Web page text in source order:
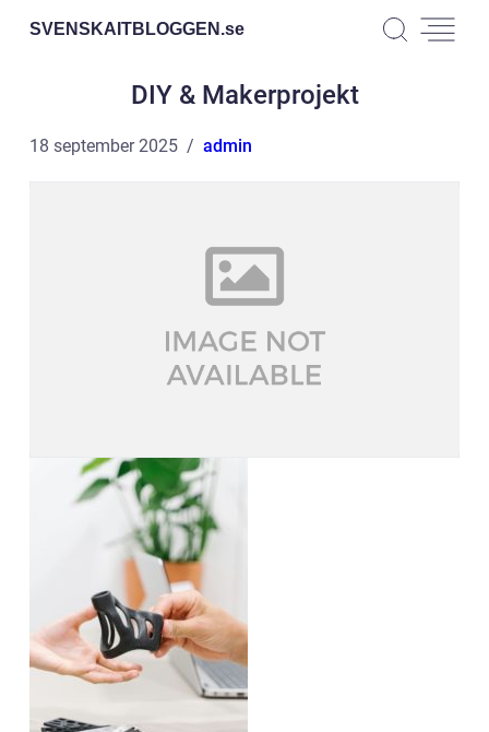
SVENSKAITBLOGGEN.se
DIY & Makerprojekt
18 september 2025 admin